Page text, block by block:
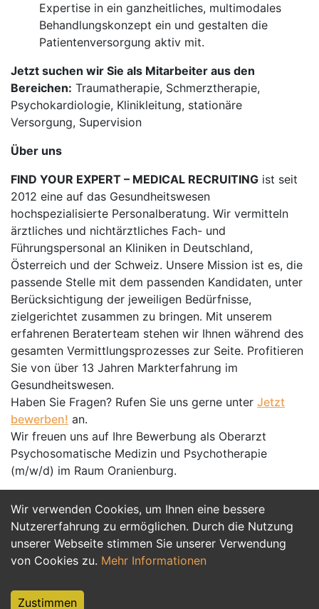
Wir verwenden Cookies, um Ihnen eine bessere
Nutzererfahrung zu ermöglichen. Durch die Nutzung
unserer Webseite stimmen Sie unserer Verwendung
von Cookies zu. Mehr Informationen
Zustimmen
Expertise in ein ganzheitliches, multimodales
Behandlungskonzept ein und gestalten die
Patientenversorgung aktiv mit.
Jetzt suchen wir Sie als Mitarbeiter aus den
Bereichen: Traumatherapie, Schmerztherapie,
Psychokardiologie, Klinikleitung, stationäre
Versorgung, Supervision
Über uns
FIND YOUR EXPERT – MEDICAL RECRUITING ist seit
2012 eine auf das Gesundheitswesen
hochspezialisierte Personalberatung. Wir vermitteln
ärztliches und nichtärztliches Fach- und
Führungspersonal an Kliniken in Deutschland,
Österreich und der Schweiz. Unsere Mission ist es, die
passende Stelle mit dem passenden Kandidaten, unter
Berücksichtigung der jeweiligen Bedürfnisse,
zielgerichtet zusammen zu bringen. Mit unserem
erfahrenen Beraterteam stehen wir Ihnen während des
gesamten Vermittlungsprozesses zur Seite. Profitieren
Sie von über 13 Jahren Markterfahrung im
Gesundheitswesen.
Haben Sie Fragen? Rufen Sie uns gerne unter Jetzt
bewerben! an.
Wir freuen uns auf Ihre Bewerbung als Oberarzt
Psychosomatische Medizin und Psychotherapie
(m/w/d) im Raum Oranienburg.
Jetzt Bewerben